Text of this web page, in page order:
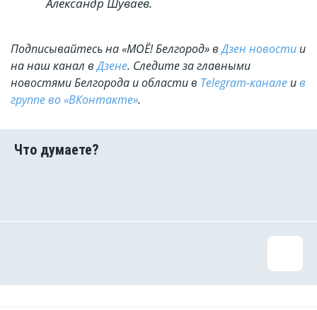
Александр Шуваев.
Подписывайтесь на «МОЁ! Белгород» вДзен новости и
на наш канал вДзене. Cледите за главными
новостями Белгорода и области в Telegram-канале ив
группе во «ВКонтакте».